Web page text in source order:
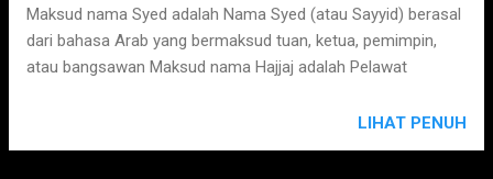
Maksud nama Syed adalah Nama Syed (atau Sayyid) berasal
dari bahasa Arab yang bermaksud tuan, ketua, pemimpin,
atau bangsawan Maksud nama Hajjaj adalah Pelawat
LIHAT PENUH